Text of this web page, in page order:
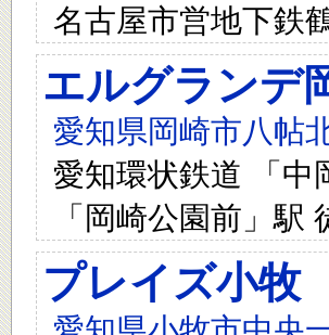
名古屋市営地下鉄
エルグランデ
愛知県岡崎市八帖
愛知環状鉄道 「中
「岡崎公園前」駅
プレイズ小牧